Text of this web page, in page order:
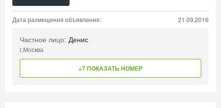
Дата размещения объявления: 21.09.2016
Частное лицо: Денис
г.Москва
+7 ПОКАЗАТЬ НОМЕР